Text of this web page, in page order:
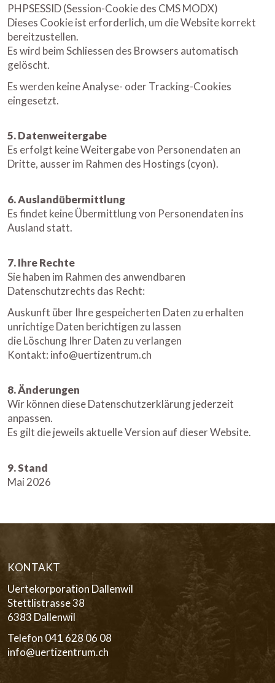
PHPSESSID (Session-Cookie des CMS MODX)
Dieses Cookie ist erforderlich, um die Website korrekt
bereitzustellen.
Es wird beim Schliessen des Browsers automatisch
gelöscht.
Es werden keine Analyse- oder Tracking-Cookies
eingesetzt.
5. Datenweitergabe
Es erfolgt keine Weitergabe von Personendaten an
Dritte, ausser im Rahmen des Hostings (cyon).
6. Auslandübermittlung
Es findet keine Übermittlung von Personendaten ins
Ausland statt.
7. Ihre Rechte
Sie haben im Rahmen des anwendbaren
Datenschutzrechts das Recht:
Auskunft über Ihre gespeicherten Daten zu erhalten
unrichtige Daten berichtigen zu lassen
die Löschung Ihrer Daten zu verlangen
Kontakt: info@uertizentrum.ch
8. Änderungen
Wir können diese Datenschutzerklärung jederzeit
anpassen.
Es gilt die jeweils aktuelle Version auf dieser Website.
9. Stand
Mai 2026
KONTAKT
Uertekorporation Dallenwil
Stettlistrasse 38
6383 Dallenwil
Telefon 041 628 06 08
info@uertizentrum.ch